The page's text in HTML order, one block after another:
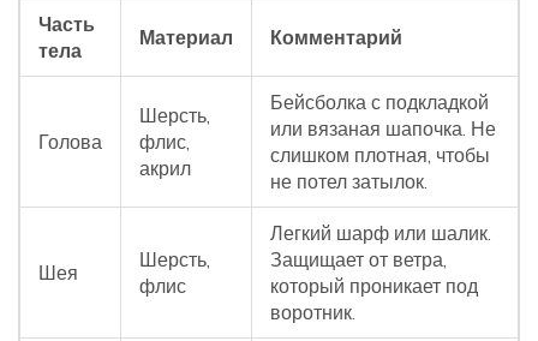
Часть
тела
Материал Комментарий
Голова
Шерсть,
флис,
акрил
Бейсболка с подкладкой
или вязаная шапочка. Не
слишком плотная, чтобы
не потел затылок.
Шея
Шерсть,
флис
Легкий шарф или шалик.
Защищает от ветра,
который проникает под
воротник.